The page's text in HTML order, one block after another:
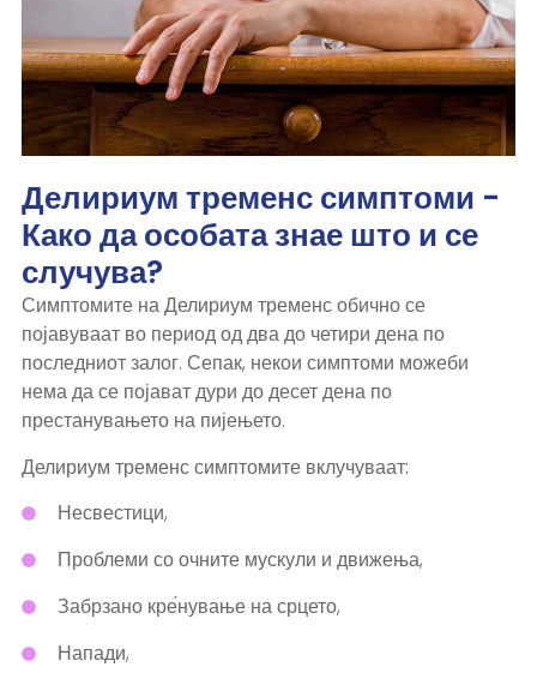
Делириум тременс симптоми -
Како да особата знае што и се
случува?
Симптомите на Делириум тременс обично се
појавуваат во период од два до четири дена по
последниот залог. Сепак, некои симптоми можеби
нема да се појават дури до десет дена по
престанувањето на пијењето.
Делириум тременс симптомите вклучуваат:
Несвестици,
Проблеми со очните мускули и движења,
Забрзано кре́нување на срцето,
Напади,